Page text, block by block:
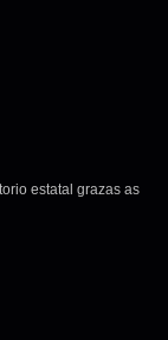
estatal grazas as